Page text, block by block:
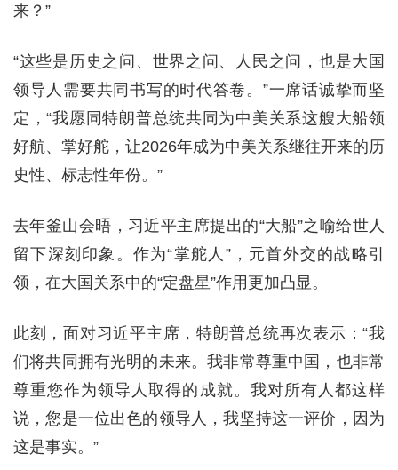
来？”
“这些是历史之问、世界之问、人民之问，也是大国
领导人需要共同书写的时代答卷。”一席话诚挚而坚
定，“我愿同特朗普总统共同为中美关系这艘大船领
好航、掌好舵，让2026年成为中美关系继往开来的历
史性、标志性年份。”
去年釜山会晤，习近平主席提出的“大船”之喻给世人
留下深刻印象。作为“掌舵人”，元首外交的战略引
领，在大国关系中的“定盘星”作用更加凸显。
此刻，面对习近平主席，特朗普总统再次表示：“我
们将共同拥有光明的未来。我非常尊重中国，也非常
尊重您作为领导人取得的成就。我对所有人都这样
说，您是一位出色的领导人，我坚持这一评价，因为
这是事实。”